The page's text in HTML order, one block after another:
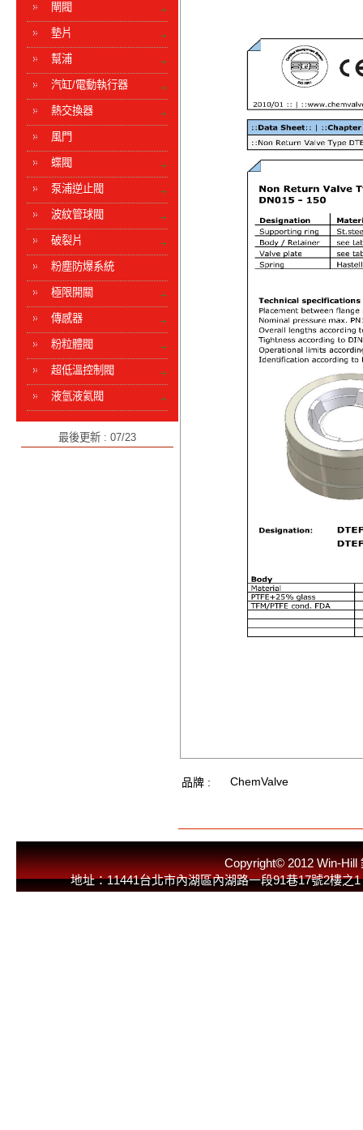
閘閥
墊片
幫浦
汽缸/電動執行器
熱交換器
風門
蝶閥
泵浦逆止閥
波紋管球閥
破裂片
粉塵防爆系統
極限開關
傳感器
粉粒體閥
超低溫控制閥
液氫液氦閥
最後更新 : 07/23
品牌 : ChemValve
Copyright© 2012 Win-
地址：11441台北市內湖區內湖路一段91巷17號2樓